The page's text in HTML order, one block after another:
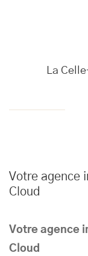
La
Votre agence
Cloud
Votre agence
Cloud